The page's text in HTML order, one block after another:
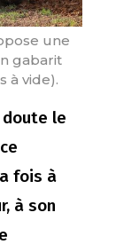
une
gabarit
à vide).
le
fois à
à son